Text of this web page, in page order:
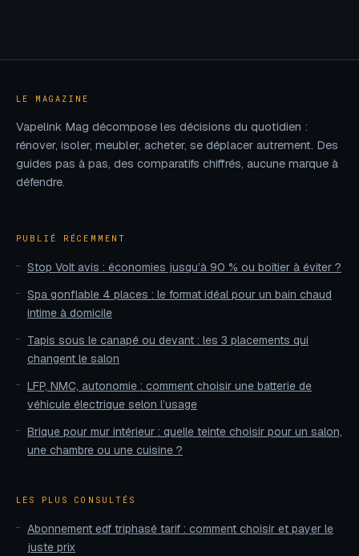
options
LE MAGAZINE
Vapelink Mag décompose les décisions du quotidien :
rénover, isoler, meubler, acheter, se déplacer autrement. Des
guides pas à pas, des comparatifs chiffrés, aucune marque à
défendre.
PUBLIÉ RÉCEMMENT
Stop Volt avis : économies jusqu’à 90 % ou boîtier à éviter ?
Spa gonflable 4 places : le format idéal pour un bain chaud
intime à domicile
Tapis sous le canapé ou devant : les 3 placements qui
changent le salon
LFP, NMC, autonomie : comment choisir une batterie de
véhicule électrique selon l’usage
Brique pour mur intérieur : quelle teinte choisir pour un salon,
une chambre ou une cuisine ?
LES PLUS CONSULTÉS
Abonnement edf triphasé tarif : comment choisir et payer le
juste prix